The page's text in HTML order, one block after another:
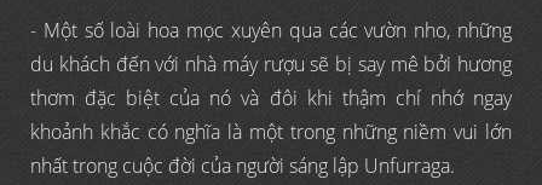
- Một số loài hoa mọc xuyên qua các vườn nho, những
du khách đến với nhà máy rượu sẽ bị say mê bởi hương
thơm đặc biệt của nó và đôi khi thậm chí nhớ ngay
khoảnh khắc có nghĩa là một trong những niềm vui lớn
nhất trong cuộc đời của người sáng lập Unfurraga.